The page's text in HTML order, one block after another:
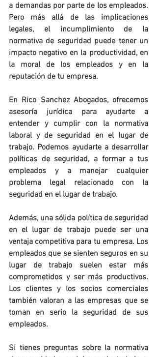
a demandas por parte de los empleados.
Pero más allá de las implicaciones
legales, el incumplimiento de la
normativa de seguridad puede tener un
impacto negativo en la productividad, en
la moral de los empleados y en la
reputación de tu empresa.
En Rico Sanchez Abogados, ofrecemos
asesoría jurídica para ayudarte a
entender y cumplir con la normativa
laboral y de seguridad en el lugar de
trabajo. Podemos ayudarte a desarrollar
políticas de seguridad, a formar a tus
empleados y a manejar cualquier
problema legal relacionado con la
seguridad en el lugar de trabajo.
Además, una sólida política de seguridad
en el lugar de trabajo puede ser una
ventaja competitiva para tu empresa. Los
empleados que se sienten seguros en su
lugar de trabajo suelen estar más
comprometidos y ser más productivos.
Los clientes y los socios comerciales
también valoran a las empresas que se
toman en serio la seguridad de sus
empleados.
Si tienes preguntas sobre la normativa